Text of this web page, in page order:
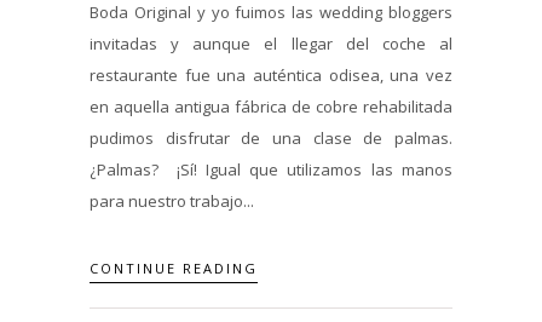
Boda Original y yo fuimos las wedding bloggers
invitadas y aunque el llegar del coche al
restaurante fue una auténtica odisea, una vez
en aquella antigua fábrica de cobre rehabilitada
pudimos disfrutar de una clase de palmas.
¿Palmas? ¡Sí! Igual que utilizamos las manos
para nuestro trabajo...
CONTINUE READING